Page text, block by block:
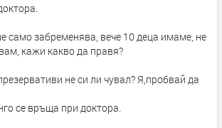
само забременява, вече 10 деца имаме, не
кажи какво да правя?
не си ли чувал? Я,пробвай да
се връща при доктора.